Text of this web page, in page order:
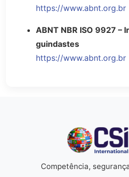
https://www.abnt.org.br
ABNT NBR ISO 9927 –
guindastes
https://www.abnt.org.br
Competência,